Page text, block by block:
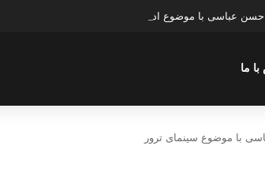
حسن عباسی با موضوع ادواردو
ما
با موضوع سینمای ترور